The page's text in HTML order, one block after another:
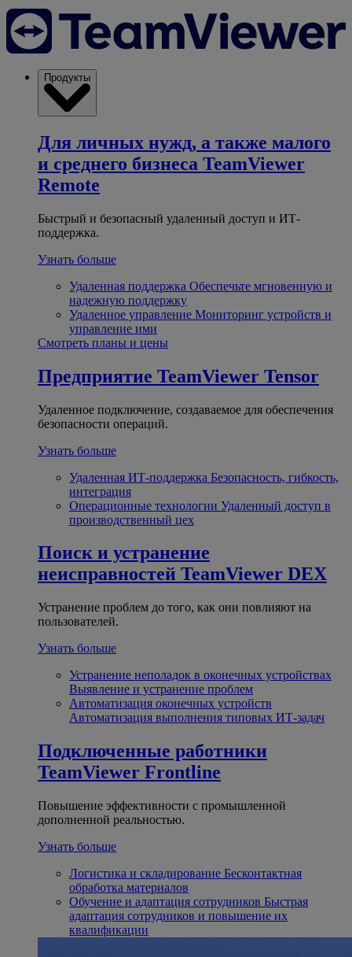
Продукты
Для личных нужд, а также малого
и среднего бизнеса TeamViewer
Remote
Быстрый и безопасный удаленный доступ и ИТ-
поддержка.
Узнать больше
Удаленная поддержка Обеспечьте мгновенную и
надежную поддержку
Удаленное управление Мониторинг устройств и
управление ими
Смотреть планы и цены
Предприятие TeamViewer Tensor
Удаленное подключение, создаваемое для обеспечения
безопасности операций.
Узнать больше
Удаленная ИТ-поддержка Безопасность, гибкость,
интеграция
Операционные технологии Удаленный доступ в
производственный цех
Поиск и устранение
неисправностей TeamViewer DEX
Устранение проблем до того, как они повлияют на
пользователей.
Узнать больше
Устранение неполадок в оконечных устройствах
Выявление и устранение проблем
Автоматизация оконечных устройств
Автоматизация выполнения типовых ИТ-задач
Подключенные работники
TeamViewer Frontline
Повышение эффективности с промышленной
дополненной реальностью.
Узнать больше
Логистика и складирование Бесконтактная
обработка материалов
Обучение и адаптация сотрудников Быстрая
адаптация сотрудников и повышение их
квалификации